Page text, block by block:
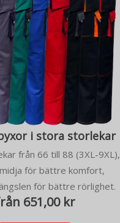
i stora storlekar
från 66 till 88 (3XL-9XL),
för bättre komfort,
för bättre rörlighet.
651,00 kr